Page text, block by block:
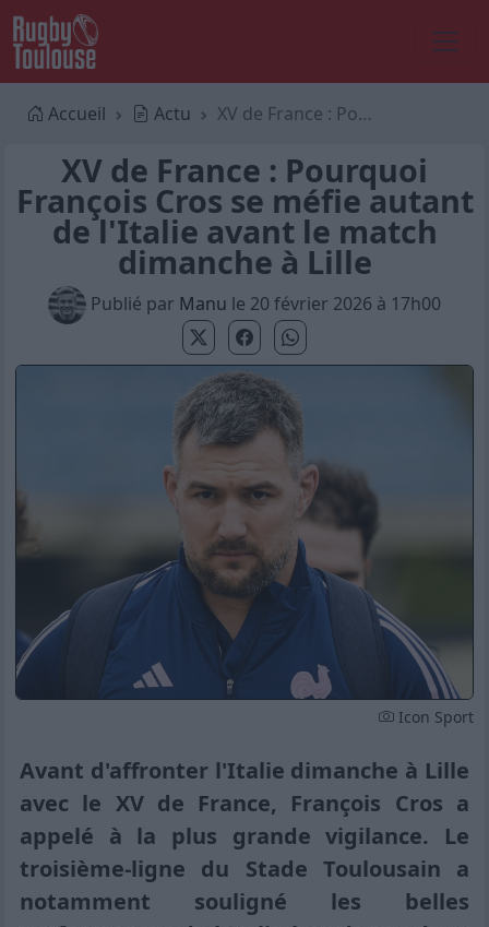
Accueil Actu XV de France : Pourquoi François Cros se méfie autant de l'Italie avant le match dimanche à Lille
XV de France : Pourquoi
François Cros se méfie autant
de l'Italie avant le match
dimanche à Lille
Publié par Manu le 20 février 2026 à 17h00
Icon Sport
Avant d'affronter l'Italie dimanche à Lille
avec le XV de France, François Cros a
appelé à la plus grande vigilance. Le
troisième-ligne du Stade Toulousain a
notamment souligné les belles